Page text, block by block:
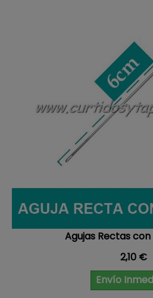
Agujas Rectas con
Precio
2,10 €
Envío